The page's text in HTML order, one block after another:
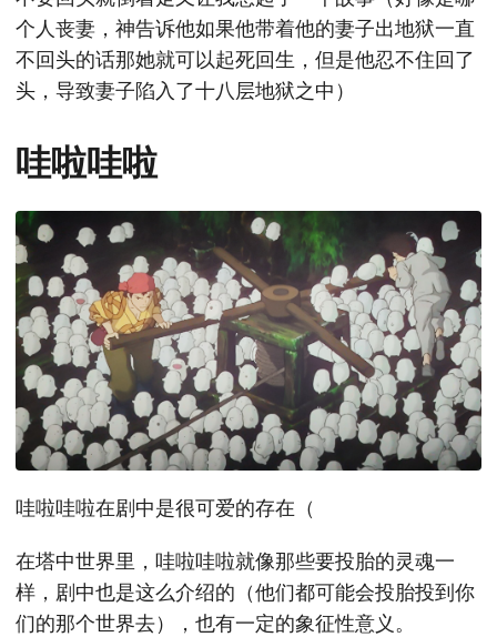
个人丧妻，神告诉他如果他带着他的妻子出地狱一直
不回头的话那她就可以起死回生，但是他忍不住回了
头，导致妻子陷入了十八层地狱之中）
哇啦哇啦
哇啦哇啦在剧中是很可爱的存在（
在塔中世界里，哇啦哇啦就像那些要投胎的灵魂一
样，剧中也是这么介绍的（他们都可能会投胎投到你
们的那个世界去），也有一定的象征性意义。